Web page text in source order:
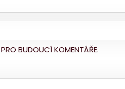
BUDOUCÍ KOMENTÁŘE.